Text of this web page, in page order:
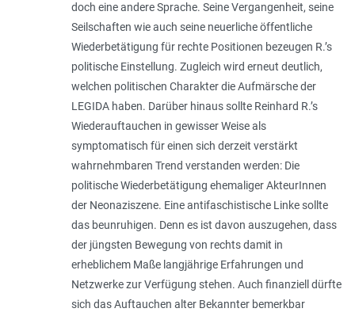
doch eine andere Sprache. Seine Vergangenheit, seine
Seilschaften wie auch seine neuerliche öffentliche
Wiederbetätigung für rechte Positionen bezeugen R.’s
politische Einstellung. Zugleich wird erneut deutlich,
welchen politischen Charakter die Aufmärsche der
LEGIDA haben. Darüber hinaus sollte Reinhard R.’s
Wiederauftauchen in gewisser Weise als
symptomatisch für einen sich derzeit verstärkt
wahrnehmbaren Trend verstanden werden: Die
politische Wiederbetätigung ehemaliger AkteurInnen
der Neonaziszene. Eine antifaschistische Linke sollte
das beunruhigen. Denn es ist davon auszugehen, dass
der jüngsten Bewegung von rechts damit in
erheblichem Maße langjährige Erfahrungen und
Netzwerke zur Verfügung stehen. Auch finanziell dürfte
sich das Auftauchen alter Bekannter bemerkbar